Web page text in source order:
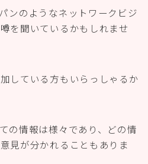
ンのようなネットワークビジ
を聞いているかもしれませ
している方もいらっしゃるか
の情報は様々であり、どの情
見が分かれることもありま